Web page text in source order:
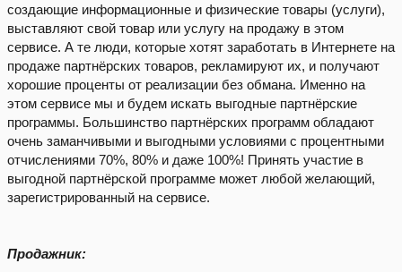
создающие информационные и физические товары (услуги),
выставляют свой товар или услугу на продажу в этом
сервисе. А те люди, которые хотят заработать в Интернете на
продаже партнёрских товаров, рекламируют их, и получают
хорошие проценты от реализации без обмана. Именно на
этом сервисе мы и будем искать выгодные партнёрские
программы. Большинство партнёрских программ обладают
очень заманчивыми и выгодными условиями с процентными
отчислениями 70%, 80% и даже 100%! Принять участие в
выгодной партнёрской программе может любой желающий,
зарегистрированный на сервисе.
Продажник: